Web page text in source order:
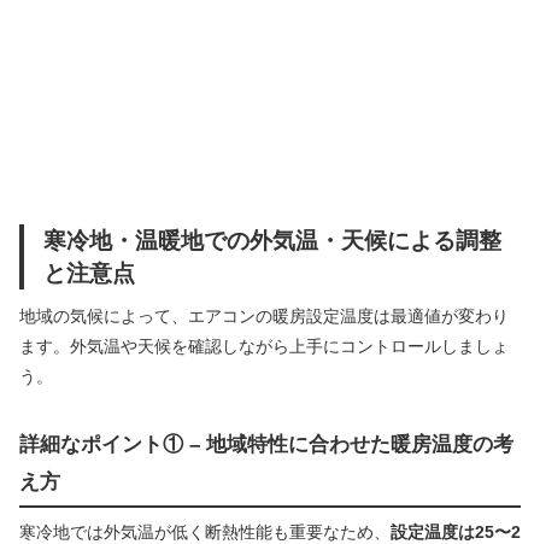
寒冷地・温暖地での外気温・天候による調整
と注意点
地域の気候によって、エアコンの暖房設定温度は最適値が変わり
ます。外気温や天候を確認しながら上手にコントロールしましょ
う。
詳細なポイント① – 地域特性に合わせた暖房温度の考
え方
寒冷地では外気温が低く断熱性能も重要なため、 設定温度は25〜2